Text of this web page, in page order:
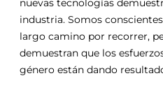
nuevas tecnologías
industria. Somos
largo camino por recorrer,
demuestran que los
género están dando